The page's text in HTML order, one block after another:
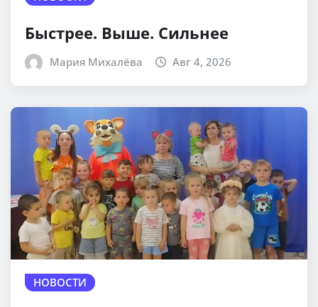
Быстрее. Выше. Сильнее
Мария Михалёва Авг 4, 2026
НОВОСТИ